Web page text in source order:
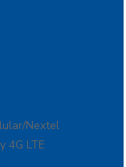
Nextel
4G LTE